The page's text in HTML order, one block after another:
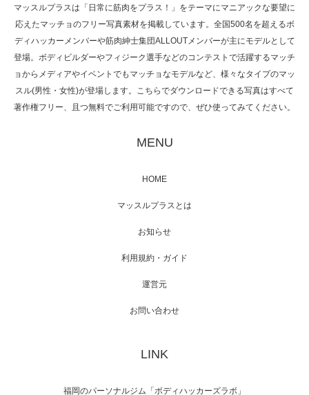
NHK「所さん！事件ですよ」に取材されまし
た（6/8放送）
スメンバーが出演（3…
マッスルプラスは「日常に筋肉をプラス！」をテーマにマニアックな要望に
応えたマッチョのフリー写真素材を掲載しています。全国500名を超えるボ
ディハッカーメンバーや筋肉紳士集団ALLOUTメンバーが主にモデルとして
登場。ボディビルダーやフィジーク選手などのコンテストで活躍するマッチ
ョからメディアやイベントでもマッチョなモデルなど、様々なタイプのマッ
スル(男性・女性)が登場します。こちらでダウンロードできる写真はすべて
著作権フリー、且つ無料でご利用可能ですので、ぜひ使ってみてください。
MENU
HOME
マッスルプラスとは
お知らせ
利用規約・ガイド
運営元
お問い合わせ
LINK
福岡のパーソナルジム「ボディハッカーズラボ」